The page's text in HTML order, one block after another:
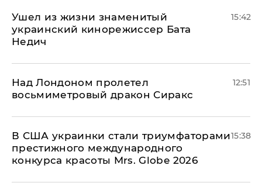
Ушел из жизни знаменитый
украинский кинорежиссер Бата
Недич
15:42
Над Лондоном пролетел
восьмиметровый дракон Сиракс
12:51
В США украинки стали триумфаторами
престижного международного
конкурса красоты Mrs. Globe 2026
15:38